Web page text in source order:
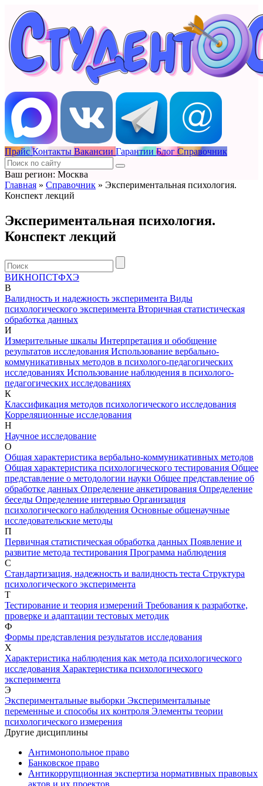
Прайс Контакты Вакансии Гарантии Блог Справочник
Ваш регион: Москва
Главная » Справочник » Экспериментальная психология.
Конспект лекций
Экспериментальная психология.
Конспект лекций
ВИКНОПСТФХЭ
В
Валидность и надежность эксперимента Виды
психологического эксперимента Вторичная статистическая
обработка данных
И
Измерительные шкалы Интерпретация и обобщение
результатов исследования Использование вербально-
коммуникативных методов в психолого-педагогических
исследованиях Использование наблюдения в психолого-
педагогических исследованиях
К
Классификация методов психологического исследования
Корреляционные исследования
Н
Научное исследование
О
Общая характеристика вербально-коммуникативных методов
Общая характеристика психологического тестирования Общее
представление о методологии науки Общее представление об
обработке данных Определение анкетирования Определение
беседы Определение интервью Организация
психологического наблюдения Основные общенаучные
исследовательские методы
П
Первичная статистическая обработка данных Появление и
развитие метода тестирования Программа наблюдения
С
Стандартизация, надежность и валидность теста Структура
психологического эксперимента
Т
Тестирование и теория измерений Требования к разработке,
проверке и адаптации тестовых методик
Ф
Формы представления результатов исследования
Х
Характеристика наблюдения как метода психологического
исследования Характеристика психологического
эксперимента
Э
Экспериментальные выборки Экспериментальные
переменные и способы их контроля Элементы теории
психологического измерения
Другие дисциплины
Антимонопольное право
Банковское право
Антикоррупционная экспертиза нормативных правовых
актов и их проектов